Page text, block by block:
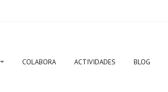
COLABORA ACTIVIDADES BLOG